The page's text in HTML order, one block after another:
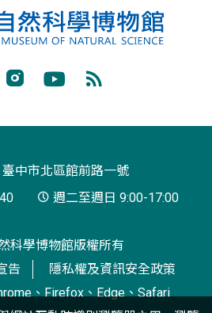
閱
中市北區館前路一號
週二至週日 9:00-17:00
科學博物館版權所有
告
隱私權及資訊安全政策
、Firefox、Edge、Safari